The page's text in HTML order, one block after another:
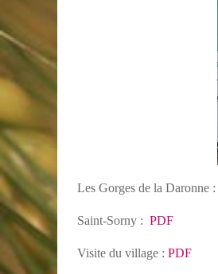
Les Gorges de la Daronne :
Saint-Sorny : PDF
Visite du village : PDF